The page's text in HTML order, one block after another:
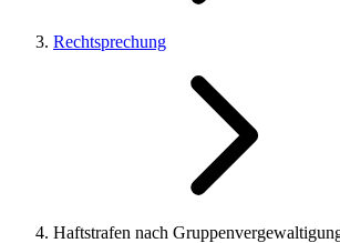
Rechtsprechung
Haftstrafen nach